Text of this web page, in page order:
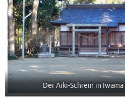
Der Aiki-Schrein in Iwama